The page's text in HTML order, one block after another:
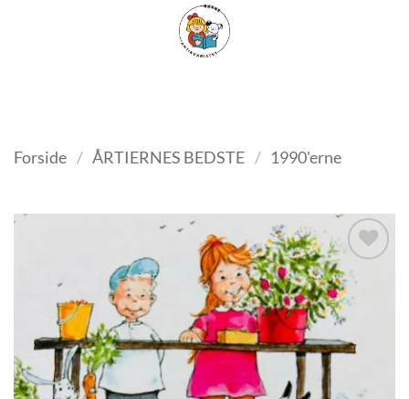
FILTER
Forside / ÅRTIERNES BEDSTE / 1990'erne
Tilføj
som
favorit